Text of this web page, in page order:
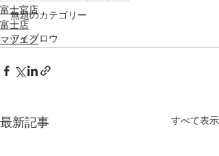
無題のカテゴリー
アイブロウ
富士宮店
富士店
マツエク
最新記事 すべて表示